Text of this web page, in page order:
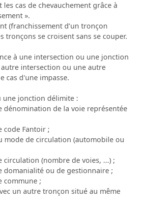
cas de chevauchement grâce à
».
(franchissement d’un tronçon
tronçons se croisent sans se couper.
à une intersection ou une jonction
intersection ou une autre
cas d'une impasse.
une jonction délimite :
dénomination de la voie représentée
code Fantoir ;
mode de circulation (automobile ou
circulation (nombre de voies, ...) ;
domanialité ou de gestionnaire ;
commune ;
un autre tronçon situé au même